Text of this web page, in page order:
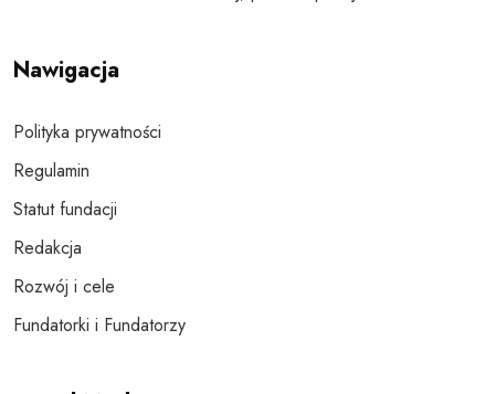
Nawigacja
Polityka prywatności
Regulamin
Statut fundacji
Redakcja
Rozwój i cele
Fundatorki i Fundatorzy